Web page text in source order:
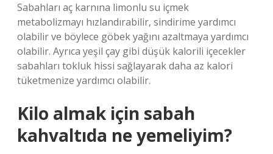
Sabahları aç karnına limonlu su içmek
metabolizmayı hızlandırabilir, sindirime yardımcı
olabilir ve böylece göbek yağını azaltmaya yardımcı
olabilir. Ayrıca yeşil çay gibi düşük kalorili içecekler
sabahları tokluk hissi sağlayarak daha az kalori
tüketmenize yardımcı olabilir.
Kilo almak için sabah
kahvaltıda ne yemeliyim?